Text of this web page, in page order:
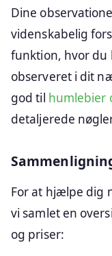
Dine
videnskabelig
funktion, hvor du
observeret i dit
god til humlebier
detaljerede
For at hjælpe dig
vi samlet en
og priser: